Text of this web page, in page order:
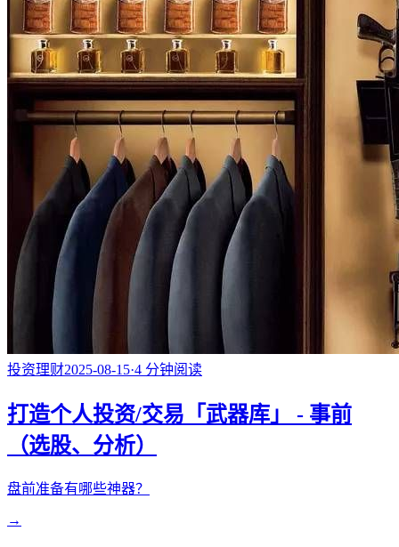
投资理财2025-08-15·4 分钟阅读
打造个人投资/交易「武器库」 - 事前
（选股、分析）
盘前准备有哪些神器？
→